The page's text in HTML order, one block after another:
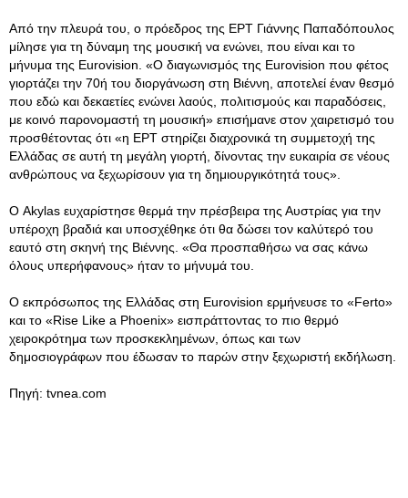
Από την πλευρά του, ο πρόεδρος της ΕΡΤ Γιάννης Παπαδόπουλος
μίλησε για τη δύναμη της μουσική να ενώνει, που είναι και το
μήνυμα της Eurovision. «Ο διαγωνισμός της Eurovision που φέτος
γιορτάζει την 70ή του διοργάνωση στη Βιέννη, αποτελεί έναν θεσμό
που εδώ και δεκαετίες ενώνει λαούς, πολιτισμούς και παραδόσεις,
με κοινό παρονομαστή τη μουσική» επισήμανε στον χαιρετισμό του
προσθέτοντας ότι «η ΕΡΤ στηρίζει διαχρονικά τη συμμετοχή της
Ελλάδας σε αυτή τη μεγάλη γιορτή, δίνοντας την ευκαιρία σε νέους
ανθρώπους να ξεχωρίσουν για τη δημιουργικότητά τους».
Ο Akylas ευχαρίστησε θερμά την πρέσβειρα της Αυστρίας για την
υπέροχη βραδιά και υποσχέθηκε ότι θα δώσει τον καλύτερό του
εαυτό στη σκηνή της Βιέννης. «Θα προσπαθήσω να σας κάνω
όλους υπερήφανους» ήταν το μήνυμά του.
Ο εκπρόσωπος της Ελλάδας στη Eurovision ερμήνευσε το «Ferto»
και το «Rise Like a Phoenix» εισπράττοντας το πιο θερμό
χειροκρότημα των προσκεκλημένων, όπως και των
δημοσιογράφων που έδωσαν το παρών στην ξεχωριστή εκδήλωση.
Πηγή: tvnea.com